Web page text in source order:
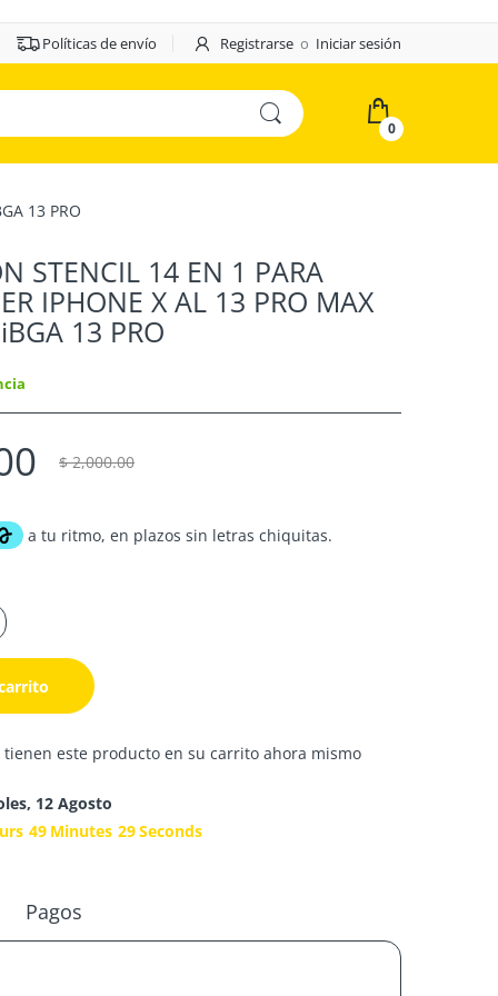
Políticas de envío Registrarse o Iniciar sesión
0
13 PRO
STENCIL 14 EN 1 PARA
IPHONE X AL 13 PRO MAX
13 PRO
$ 2,000.00
tienen este producto en su carrito ahora mismo
12 Agosto
49 Minutes 28Seconds
Pagos